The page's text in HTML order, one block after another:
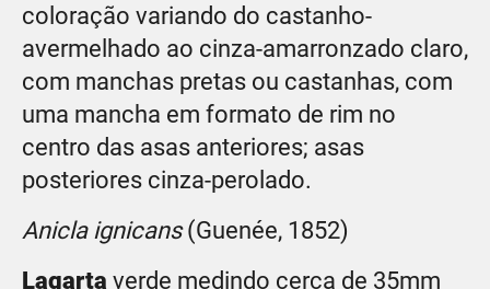
coloração variando do castanho-
avermelhado ao cinza-amarronzado claro,
com manchas pretas ou castanhas, com
uma mancha em formato de rim no
centro das asas anteriores; asas
posteriores cinza-perolado.
Anicla ignicans(Guenée, 1852)
Lagarta verde medindo cerca de 35mm